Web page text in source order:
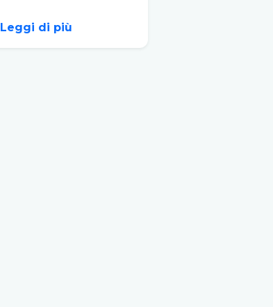
méditerranéennes la plus
Leggi di più